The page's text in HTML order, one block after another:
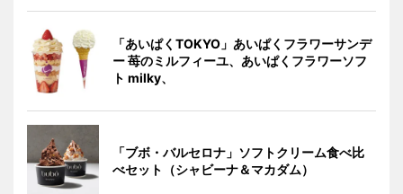
「あいぱくTOKYO」あいぱくフラワーサンデ
ー 苺のミルフィーユ、あいぱくフラワーソフ
ト milky、
「ブボ・バルセロナ」ソフトクリーム食べ比
べセット（シャビーナ＆マカダム）